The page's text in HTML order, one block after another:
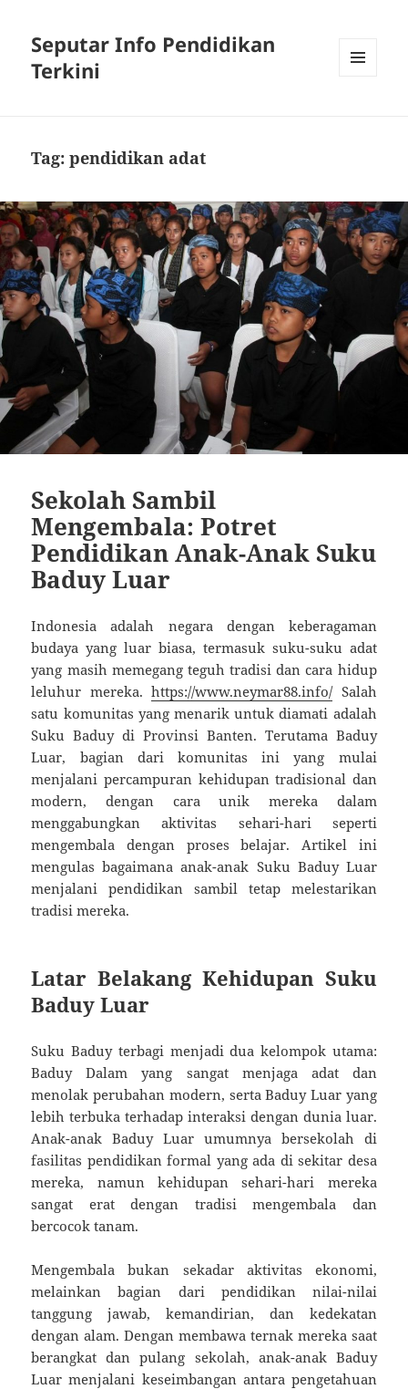
Seputar Info Pendidikan
Terkini
Tag:pendidikan adat
Sekolah Sambil
Mengembala: Potret
Pendidikan Anak-Anak Suku
Baduy Luar
Indonesia adalah negara dengan keberagaman
budaya yang luar biasa, termasuk suku-suku adat
yang masih memegang teguh tradisi dan cara hidup
leluhur mereka.https://www.neymar88.info/Salah
satu komunitas yang menarik untuk diamati adalah
Suku Baduy di Provinsi Banten. Terutama Baduy
Luar, bagian dari komunitas ini yang mulai
menjalani percampuran kehidupan tradisional dan
modern, dengan cara unik mereka dalam
menggabungkan aktivitas sehari-hari seperti
mengembala dengan proses belajar. Artikel ini
mengulas bagaimana anak-anak Suku Baduy Luar
menjalani pendidikan sambil tetap melestarikan
tradisi mereka.
Latar Belakang Kehidupan Suku
Baduy Luar
Suku Baduy terbagi menjadi dua kelompok utama:
Baduy Dalam yang sangat menjaga adat dan
menolak perubahan modern, serta Baduy Luar yang
lebih terbuka terhadap interaksi dengan dunia luar.
Anak-anak Baduy Luar umumnya bersekolah di
fasilitas pendidikan formal yang ada di sekitar desa
mereka, namun kehidupan sehari-hari mereka
sangat erat dengan tradisi mengembala dan
bercocok tanam.
Mengembala bukan sekadar aktivitas ekonomi,
melainkan bagian dari pendidikan nilai-nilai
tanggung jawab, kemandirian, dan kedekatan
dengan alam. Dengan membawa ternak mereka saat
berangkat dan pulang sekolah, anak-anak Baduy
Luar menjalani keseimbangan antara pengetahuan